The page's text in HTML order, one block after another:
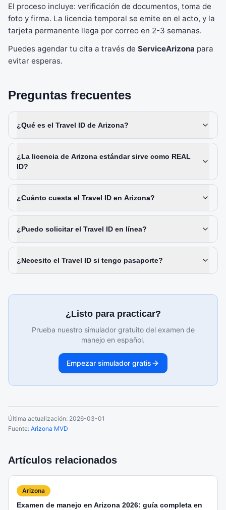
El proceso incluye: verificación de documentos, toma de
foto y firma. La licencia temporal se emite en el acto, y la
tarjeta permanente llega por correo en 2-3 semanas.
Puedes agendar tu cita a través de ServiceArizona para
evitar esperas.
Preguntas frecuentes
¿Qué es el Travel ID de Arizona?
¿La licencia de Arizona estándar sirve como REAL
ID?
¿Cuánto cuesta el Travel ID en Arizona?
¿Puedo solicitar el Travel ID en línea?
¿Necesito el Travel ID si tengo pasaporte?
¿Listo para practicar?
Prueba nuestro simulador gratuito del examen de
manejo en español.
Empezar simulador gratis
Última actualización: 2026-03-01
Fuente: Arizona MVD
Artículos relacionados
Arizona
Examen de manejo en Arizona 2026: guía completa en